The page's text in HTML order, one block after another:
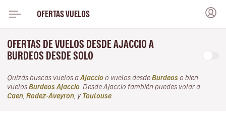
OFERTAS VUELOS
OFERTAS DE VUELOS DESDE AJACCIO A
BURDEOS DESDE SOLO
Quizás buscas vuelos a Ajaccio o vuelos desde Burdeos o bien
vuelos Burdeos Ajaccio . Desde Ajaccio también puedes volar a
Caen Rodez-Aveyron , y Toulouse